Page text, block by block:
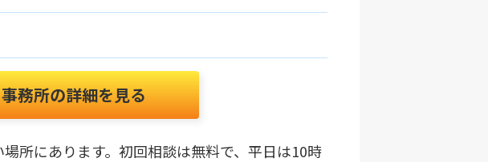
事務所の詳細を見る
所にあります。初回相談は無料で、平日は10時